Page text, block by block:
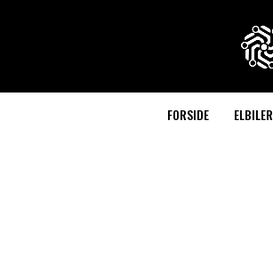
FORSIDE ELBILER